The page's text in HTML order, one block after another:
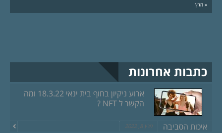
« מרץ
כתבות אחרונות
ארוע ניקיון בחוף בית ינאי 18.3.22 ומה
הקשר ל NFT ?
איכות הסביבה מרץ 8, 2022